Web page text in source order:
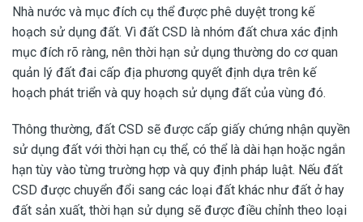
Nhà nước và mục đích cụ thể được phê duyệt trong kế
hoạch sử dụng đất. Vì đất CSD là nhóm đất chưa xác định
mục đích rõ ràng, nên thời hạn sử dụng thường do cơ quan
quản lý đất đai cấp địa phương quyết định dựa trên kế
hoạch phát triển và quy hoạch sử dụng đất của vùng đó.
Thông thường, đất CSD sẽ được cấp giấy chứng nhận quyền
sử dụng đất với thời hạn cụ thể, có thể là dài hạn hoặc ngắn
hạn tùy vào từng trường hợp và quy định pháp luật. Nếu đất
CSD được chuyển đổi sang các loại đất khác như đất ở hay
đất sản xuất, thời hạn sử dụng sẽ được điều chỉnh theo loại